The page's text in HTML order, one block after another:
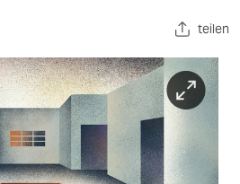
teilen